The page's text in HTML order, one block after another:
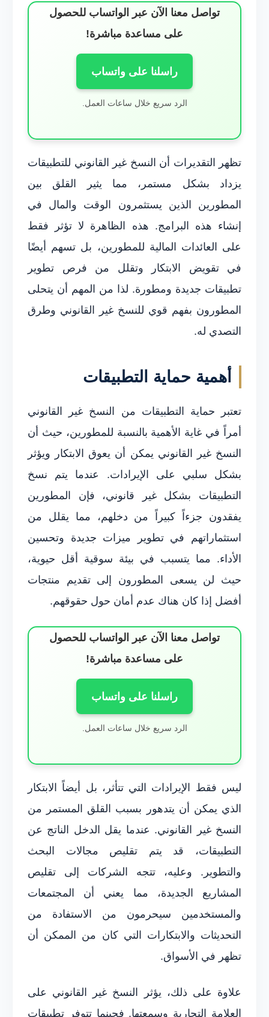
تواصل معنا الآن عبر الواتساب للحصول
على مساعدة مباشرة!
راسلنا على واتساب
الرد سريع خلال ساعات العمل.
تظهر التقديرات أن النسخ غير القانوني للتطبيقات
يزداد بشكل مستمر، مما يثير القلق بين
المطورين الذين يستثمرون الوقت والمال في
إنشاء هذه البرامج. هذه الظاهرة لا تؤثر فقط
على العائدات المالية للمطورين، بل تسهم أيضًا
في تقويض الابتكار وتقلل من فرص تطوير
تطبيقات جديدة ومطورة. لذا من المهم أن يتحلى
المطورون بفهم قوي للنسخ غير القانوني وطرق
التصدي له.
أهمية حماية التطبيقات
تعتبر حماية التطبيقات من النسخ غير القانوني
أمراً في غاية الأهمية بالنسبة للمطورين، حيث أن
النسخ غير القانوني يمكن أن يعوق الابتكار ويؤثر
بشكل سلبي على الإيرادات. عندما يتم نسخ
التطبيقات بشكل غير قانوني، فإن المطورين
يفقدون جزءاً كبيراً من دخلهم، مما يقلل من
استثماراتهم في تطوير ميزات جديدة وتحسين
الأداء. مما يتسبب في بيئة سوقية أقل حيوية،
حيث لن يسعى المطورون إلى تقديم منتجات
أفضل إذا كان هناك عدم أمان حول حقوقهم.
تواصل معنا الآن عبر الواتساب للحصول
على مساعدة مباشرة!
راسلنا على واتساب
الرد سريع خلال ساعات العمل.
ليس فقط الإيرادات التي تتأثر، بل أيضاً الابتكار
الذي يمكن أن يتدهور بسبب القلق المستمر من
النسخ غير القانوني. عندما يقل الدخل الناتج عن
التطبيقات، قد يتم تقليص مجالات البحث
والتطوير. وعليه، تتجه الشركات إلى تقليص
المشاريع الجديدة، مما يعني أن المجتمعات
والمستخدمين سيحرمون من الاستفادة من
التحديثات والابتكارات التي كان من الممكن أن
تظهر في الأسواق.
علاوة على ذلك، يؤثر النسخ غير القانوني على
العلامة التجارية وسمعتها. فحينما تتوفر تطبيقات